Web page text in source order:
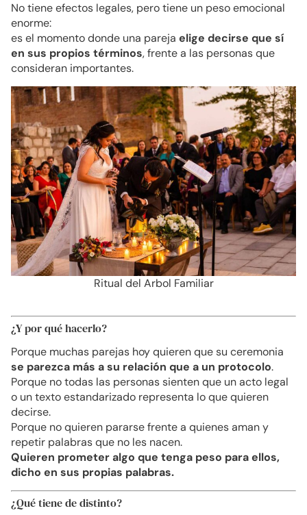
No tiene efectos legales, pero tiene un peso emocional
enorme:
es el momento donde una pareja elige decirse que sí
en sus propios términos, frente a las personas que
consideran importantes.
Ritual del Arbol Familiar
¿Y por qué hacerlo?
Porque muchas parejas hoy quieren que su ceremonia
se parezca más a su relación que a un protocolo.
Porque no todas las personas sienten que un acto legal
o un texto estandarizado representa lo que quieren
decirse.
Porque no quieren pararse frente a quienes aman y
repetir palabras que no les nacen.
Quieren prometer algo que tenga peso para ellos,
dicho en sus propias palabras.
¿Qué tiene de distinto?